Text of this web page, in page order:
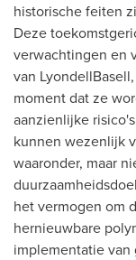
historische feiten
Deze
verwachtingen en
van
moment dat ze
aanzienlijke
kunnen wezenlijk
waaronder, maar
het vermogen om
hernieuwbare
implementatie